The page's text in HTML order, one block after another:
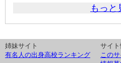
もっと
姉妹サイト
有名人の出身高校ランキング
サイ
この